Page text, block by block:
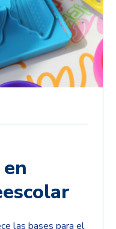
las bases para el